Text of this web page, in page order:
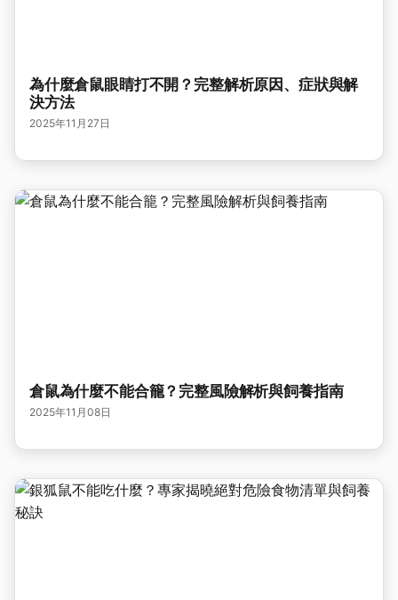
為什麼倉鼠眼睛打不開？完整解析原因、症狀與解
決方法
2025年11月27日
倉鼠為什麼不能合籠？完整風險解析與飼養指南
2025年11月08日